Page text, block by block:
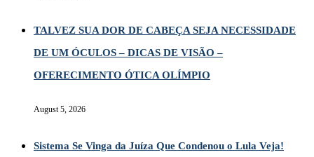
TALVEZ SUA DOR DE CABEÇA SEJA NECESSIDADE
DE UM ÓCULOS – DICAS DE VISÃO –
OFERECIMENTO ÓTICA OLÍMPIO
August 5, 2026
Sistema Se Vinga da Juíza Que Condenou o Lula Veja!